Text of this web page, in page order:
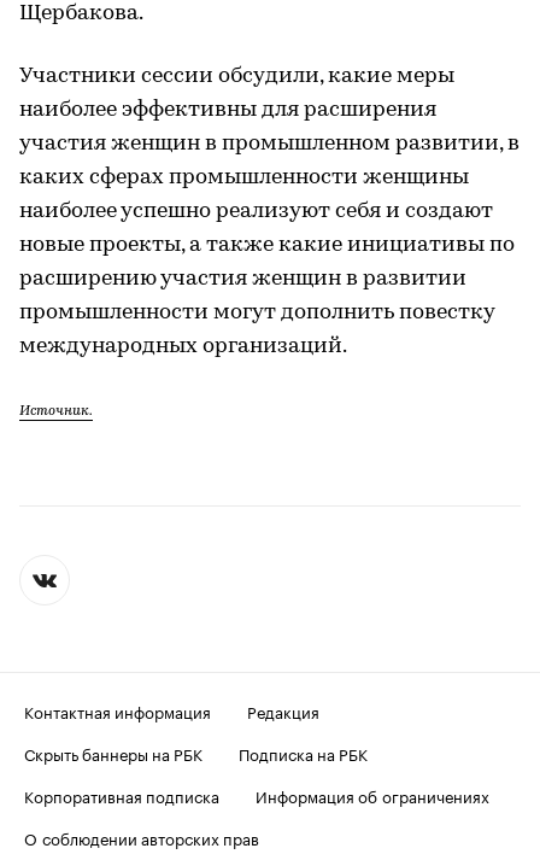
Щербакова.
Участники сессии обсудили, какие меры
наиболее эффективны для расширения
участия женщин в промышленном развитии, в
каких сферах промышленности женщины
наиболее успешно реализуют себя и создают
новые проекты, а также какие инициативы по
расширению участия женщин в развитии
промышленности могут дополнить повестку
международных организаций.
Источник.
Контактная информация
Редакция
Скрыть баннеры на РБК
Подписка на РБК
Корпоративная подписка
Информация об ограничениях
О соблюдении авторских прав